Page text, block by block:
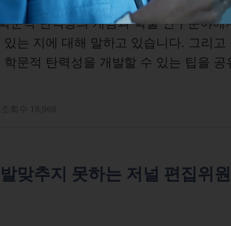
문적 탄력성의 개념과 학술 연구분야에
는 지에 대해 말하고 있습니다. 그리고
문적 탄력성을 개발할 수 있는 팁을 공
조회수 18,968
맞추지 못하는 저널 편집위